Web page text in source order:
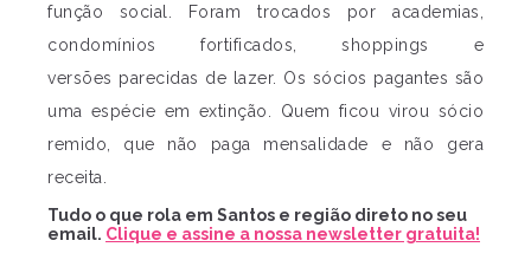
função social. Foram trocados por academias,
condomínios fortificados, shoppings e
versões parecidas de lazer. Os sócios pagantes são
uma espécie em extinção. Quem ficou virou sócio
remido, que não paga mensalidade e não gera
receita.
Tudo o que rola em Santos e região direto no seu
email. Clique e assine a nossa newsletter gratuita!